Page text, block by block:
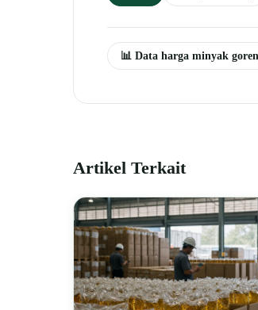
📊 Data harga minyak
Artikel Terkait